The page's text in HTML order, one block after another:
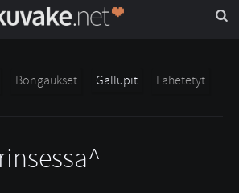
Bongaukset Gallupit
Lähetetyt